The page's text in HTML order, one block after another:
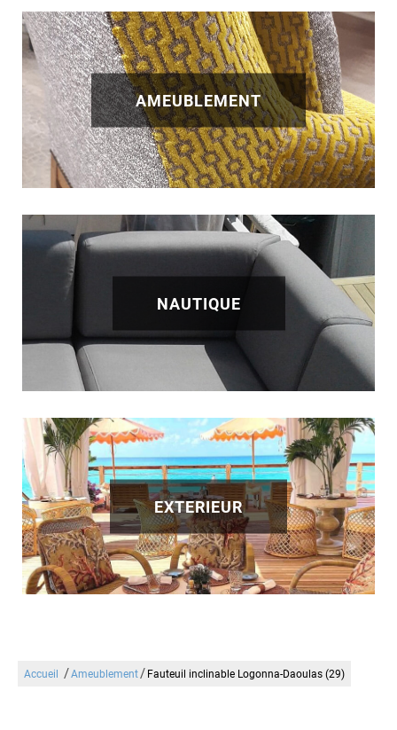
AMEUBLEMENT
NAUTIQUE
EXTERIEUR
Accueil /Ameublement/ Fauteuil inclinable Logonna-Daoulas (29)